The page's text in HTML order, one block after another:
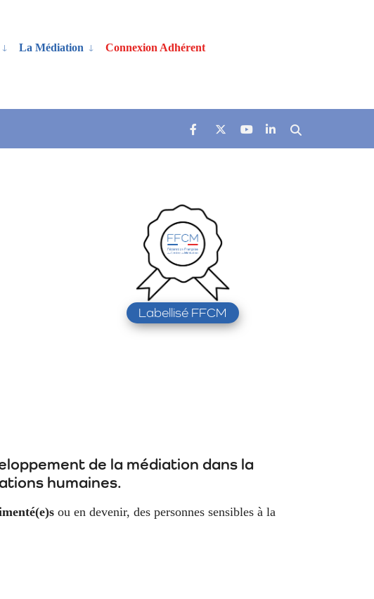
La Médiation Connexion Adhérent
Labellisé FFCM
de la médiation dans la
humaines.
ou en devenir, des personnes sensibles à la